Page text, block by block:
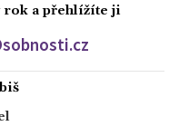
rok a přehlížíte ji